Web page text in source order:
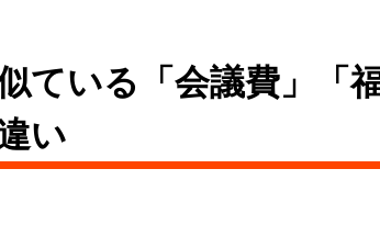
ている「会議費」「
い